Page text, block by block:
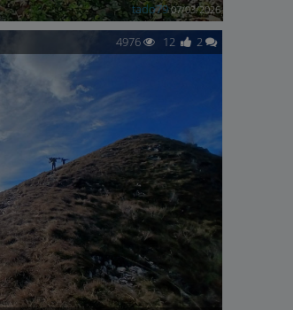
tado79 07/03/2026
4976 12 2